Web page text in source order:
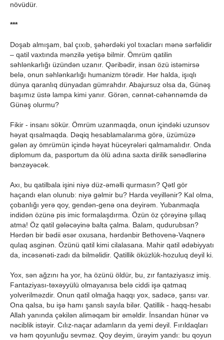
növüdür.
***
Doşab almışam, bal çıxıb, şəhərdəki yol tıxacları mənə sərfəlidir
– qatil vaxtında mənzilə yetişə bilmir. Ömrüm qatilin
səhlənkarlığı üzündən uzanır. Qəribədir, insan özü istəmirsə
belə, onun səhlənkarlığı humanizm törədir. Hər halda, işıqlı
dünya qaranlıq dünyadan gümrahdır. Abajursuz olsa da, Günəş
başımız üstə lampa kimi yanır. Görən, cənnət-cəhənnəmdə də
Günəş olurmu?
Fikir - insanı sökür. Ömrüm uzanmaqda, onun içindəki uzunsov
həyat qısalmaqda. Dəqiq hesablamalarıma görə, üzümüzə
gələn ay ömrümün içində həyat hüceyrələri qalmamalıdır. Onda
diplomum da, pasportum da ölü adına saxta dirilik sənədlərinə
bənzəyəcək.
Axı, bu qatilbala işini niyə düz-əməlli qurmasın? Qətl gör
haçandı elan olunub: niyə gəlmir bu? Harda veyillənir? Kal olma,
çobanlığı yerə qoy, gendən-genə ona deyirəm. Yubanmaqla
indidən özünə pis imic formalaşdırma. Özün öz çörəyinə şıllaq
atma! Öz qatil gələcəyinə balta çalma. Balam, qudurubsan?
Hərdən bir bədii əsər oxusana, hərdənbir Bethovenə-Vaqnerə
qulaq asginən. Özünü qatil kimi cilalasana. Mahir qatil ədəbiyyatı
da, incəsənəti-zadı da bilməlidir. Qatillik öküzlük-hozuluq deyil ki.
Yox, sən ağzını ha yor, ha özünü öldür, bu, zır fantaziyasız imiş.
Fantaziyası-təxəyyülü olmayanısa belə ciddi işə qatmaq
yolverilməzdir. Onun qatil olmağa haqqı yox, sadəcə, şansı var.
Ona qalsa, bu işə hamı şanslı sayıla bilər. Qatillik - haqq-hesabı
Allah yanında çəkilən aliməqam bir əməldir. İnsandan hünər və
nəciblik istəyir. Cılız-naçar adamların da yemi deyil. Fırıldaqları
və həm qoyunluğu sevməz. Qoy deyim, ürəyim yandı: bu qoyun